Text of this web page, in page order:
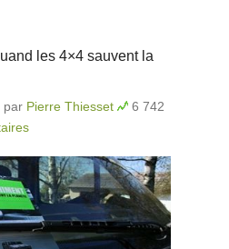
les 4×4 sauvent la
par Pierre Thiesset
6 742